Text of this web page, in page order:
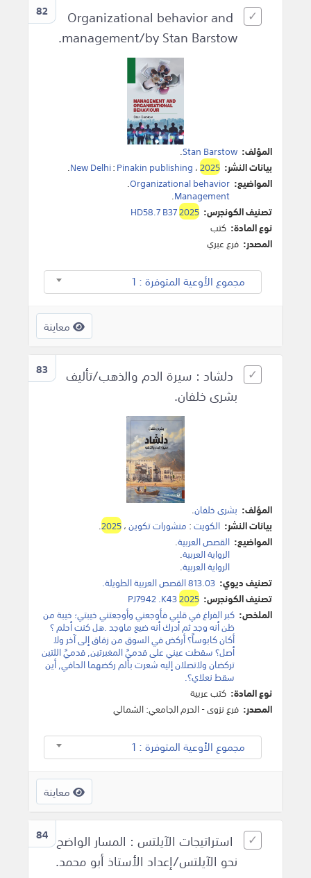
82
Organizational behavior and
management/by Stan Barstow.
المؤلف: Stan Barstow
.
بيانات النشر:
New Delhi:Pinakin publishing ،2025
.
المواضيع: Organizational behavior
.
Management
.
تصنيف الكونجرس:
HD58.7 B372025
نوع المادة: كتب
المصدر: فرع عبري
مجموع الأوعية المتوفرة : 1
معاينة
83
دلشاد : سيرة الدم والذهب/تأليف
بشرى خلفان.
المؤلف: بشرى خلفان.
بيانات النشر: الكويت: منشورات تكوين،2025
.
المواضيع: القصص العربية.
الرواية العربية.
الرواية العربية.
تصنيف ديوي: 813.03 القصص العربية الطويلة.
تصنيف الكونجرس:
PJ7942 .K432025
الملخص: كبر الفراغ في قلبي فأوجعني وأوجعتني خيبتي؛ خيبة من
ظن أنه وجد ثم أدرك أنه ضيع ماوجد .هل كنت أحلم ؟
أكان كابوساً؟ أركض في السوق من زقاق إلى آخر ولا
أصل؟ سقطت عيني على قدميً المغبرتين, قدميً اللتين
تركضان ولاتصلان إليه شعرت بألم ركضهما الحافي, أين
سقط نعلاي؟.
نوع المادة: كتب عربية
المصدر: فرع نزوى - الحرم الجامعي: الشمالي
مجموع الأوعية المتوفرة : 1
معاينة
84 استراتيجات الآيلتس : المسار الواضح
نحو الآيلتس/إعداد الأستاذ أبو محمد.